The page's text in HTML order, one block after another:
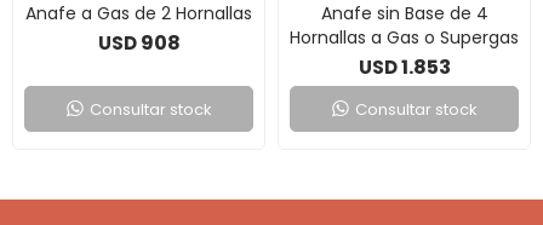
Anafe a Gas de 2 Hornallas
USD 908
Consultar stock
Anafe sin Base de 4
Hornallas a Gas o Supergas
USD1.853
Consultar stock